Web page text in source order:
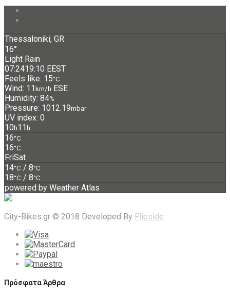
Thessaloniki, GR
16°
Light Rain
07:2419:10 EEST
Feels like: 15°C
Wind: 11 km/h ESE
Humidity: 84%
Pressure: 1012.19mbar
UV index: 0
10 h11 h
16°C
16°C
FriSat
14°C / 8°C
18°C / 8°C
powered by Weather Atlas
City-Bikes.gr © 2018 Developed By Flipside
Πρόσφατα Άρθρα